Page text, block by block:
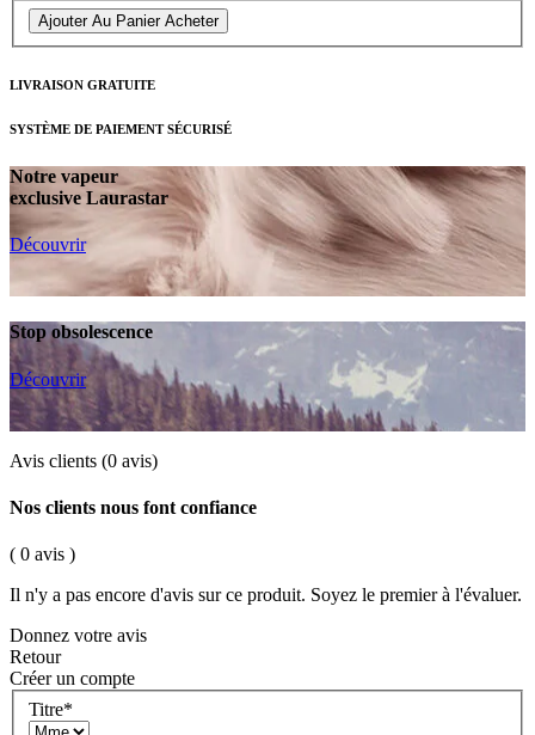
Ajouter Au Panier Acheter
LIVRAISON GRATUITE
SYSTÈME DE PAIEMENT SÉCURISÉ
Notre vapeur
exclusive Laurastar
Découvrir
Stop obsolescence
Découvrir
Avis clients (0 avis)
Nos clients nous font confiance
( 0 avis )
Il n'y a pas encore d'avis sur ce produit. Soyez le premier à l'évaluer.
Donnez votre avis
Retour
Créer un compte
Titre*